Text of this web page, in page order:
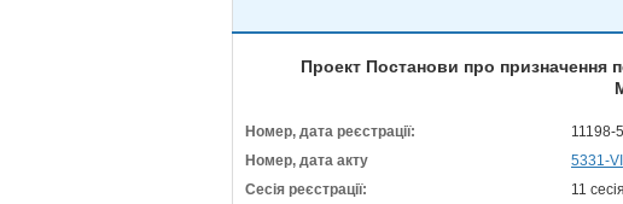
Проект Постанови про призначення
Номер, дата реєстрації:
11198-
Номер, дата акту
5331-VI
Сесія реєстрації:
11